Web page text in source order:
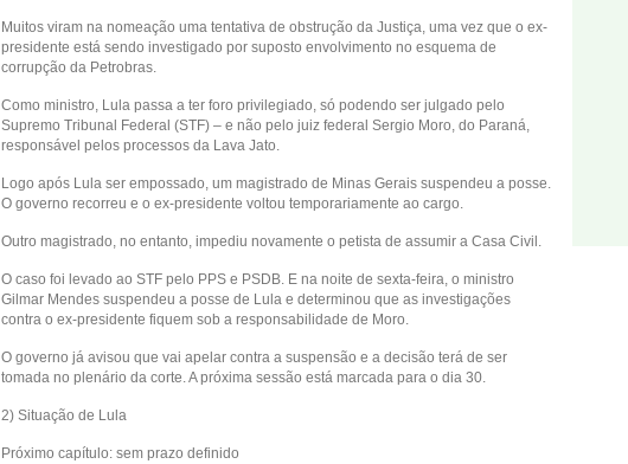
Muitos viram na nomeação uma tentativa de obstrução da Justiça, uma vez que o ex-
presidente está sendo investigado por suposto envolvimento no esquema de
corrupção da Petrobras.
Como ministro, Lula passa a ter foro privilegiado, só podendo ser julgado pelo
Supremo Tribunal Federal (STF) – e não pelo juiz federal Sergio Moro, do Paraná,
responsável pelos processos da Lava Jato.
Logo após Lula ser empossado, um magistrado de Minas Gerais suspendeu a posse.
O governo recorreu e o ex-presidente voltou temporariamente ao cargo.
Outro magistrado, no entanto, impediu novamente o petista de assumir a Casa Civil.
O caso foi levado ao STF pelo PPS e PSDB. E na noite de sexta-feira, o ministro
Gilmar Mendes suspendeu a posse de Lula e determinou que as investigações
contra o ex-presidente fiquem sob a responsabilidade de Moro.
O governo já avisou que vai apelar contra a suspensão e a decisão terá de ser
tomada no plenário da corte. A próxima sessão está marcada para o dia 30.
2) Situação de Lula
Próximo capítulo: sem prazo definido